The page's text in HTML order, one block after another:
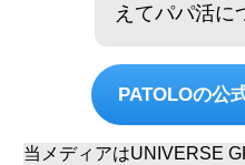
えてパパ活に
PATOLOの公
当メディアはUNIVERSE